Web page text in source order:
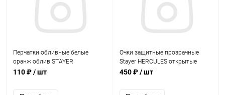
Перчатки обливные белые
оранж облив STAYER
(хлопок,латекс)
110 ₽/ шт
Очки защитные прозрачные
Stayer HERCULES открытые
450 ₽/ шт